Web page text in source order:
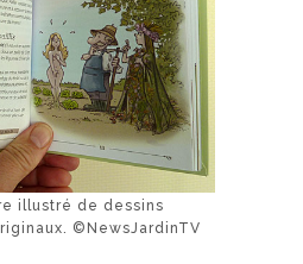
illustré de dessins
©NewsJardinTV